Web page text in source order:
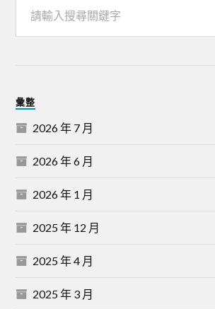
彙整
2026 年 7 月
2026 年 6 月
2026 年 1 月
2025 年 12 月
2025 年 4 月
2025 年 3 月